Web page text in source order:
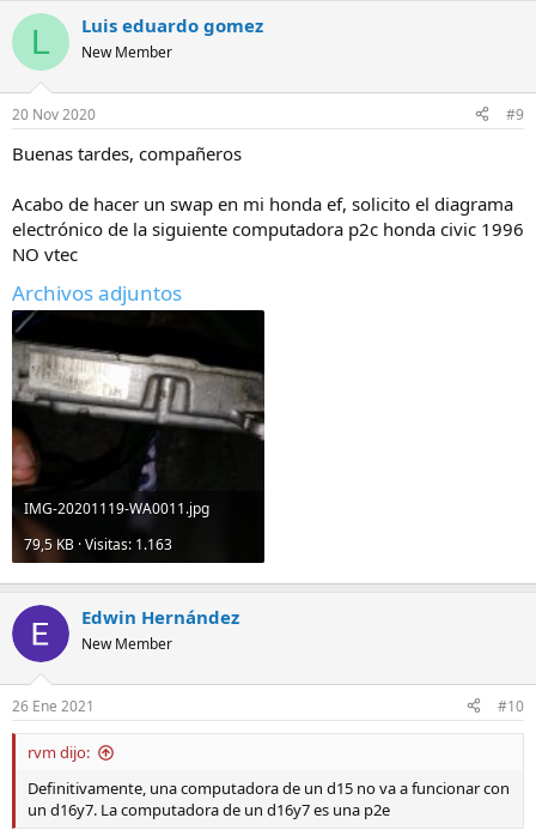
L Luis eduardo gomez
New Member
20 Nov 2020 #9
Buenas tardes, compañeros
Acabo de hacer un swap en mi honda ef, solicito el diagrama
electrónico de la siguiente computadora p2c honda civic 1996
NO vtec
Archivos adjuntos
IMG-20201119-WA0011.jpg
79,5 KB · Visitas: 1.163
Edwin Hernández
New Member
26 Ene 2021 #10
rvm dijo:
Definitivamente, una computadora de un d15 no va a funcionar con
un d16y7. La computadora de un d16y7 es una p2e